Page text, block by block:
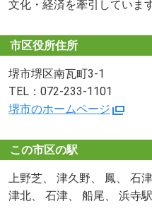
文化・経済を牽引しています
市区役所住所
堺市堺区南瓦町3-1
TEL：072-233-1101
堺市のホームページ
この市区の駅
上野芝、 津久野、 鳳、 石
津北、 石津、 船尾、 浜寺